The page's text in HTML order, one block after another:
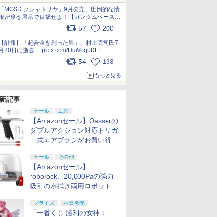
nszPIDTpbg
MGSD クシャトリヤ」9月発売、圧倒的な情
密度を展示で目撃せよ！【ガンダムベース撮
り下ろし】 pic.x.com/3rPjsfk7qZ
57 200
訃報】「超合金を創った男」、村上克司氏7
月20日に逝去 pic.x.com/HuiVoquDFE
54 133
もっと見る
記事
セール 工具
【Amazonセール】Oasserの
ダブルアクション対応トリガ
ー式エアブラシがお買い得価
格で登場！
セール その他
【Amazonセール】
roborock、20,000Paの強力
吸引の水拭き両用ロボット掃
除機「Qrevo Curv 2 Flow」
がお買い得！
プライズ 本日発売
「一番くじ 勝利の女神：